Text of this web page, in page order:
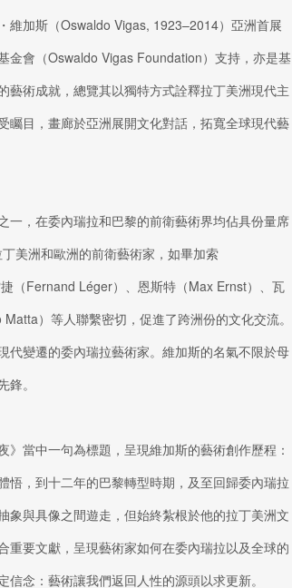
維加斯（Oswaldo Vigas, 1923–2014）亞洲首展
金會（Oswaldo Vigas Foundation）支持，亦是基
藝術成就，總覽其以獨特方式詮釋拉丁美洲現代主
矚目，畫廊於亞洲展開文化對話，拓寬全球現代藝
一，在委內瑞拉和巴黎的前衛藝術界均佔具份量席
美洲和歐洲的前衛藝術家，如畢加索
（Fernand Léger）、恩斯特（Max Ernst）、瓦
）等人聯繫密切，促進了跨洲份的文化交流。
代變遷的委內瑞拉藝術家。維加斯的名氣不限於母
。
》當中一句為標題，呈現維加斯的藝術創作歷程：
悟，到十二年的巴黎轉型時期，及至回歸委內瑞拉
象與具像之間遊走，但始終紮根於他的拉丁美洲文
重要文獻，呈現藝術家如何在委內瑞拉以及全球的
念：藝術讓我們返回人性的源頭以求更新。